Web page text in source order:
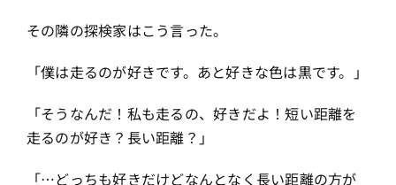
その隣の探検家はこう言った。
「僕は走るのが好きです。あと好きな色は黒です。」
「そうなんだ！私も走るの、好きだよ！短い距離を
走るのが好き？長い距離？」
「…どっちも好きだけどなんとなく長い距離の方が